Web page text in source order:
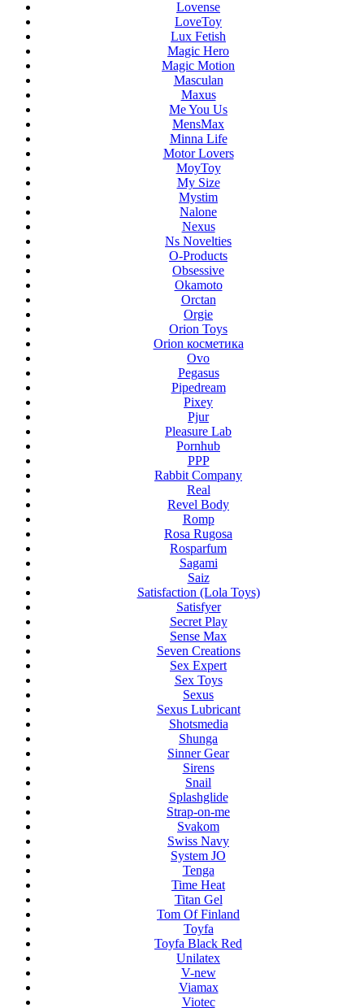
Lovense
LoveToy
Lux Fetish
Magic Hero
Magic Motion
Masculan
Maxus
Me You Us
MensMax
Minna Life
Motor Lovers
MoyToy
My Size
Mystim
Nalone
Nexus
Ns Novelties
O-Products
Obsessive
Okamoto
Orctan
Orgie
Orion Toys
Orion косметика
Ovo
Pegasus
Pipedream
Pixey
Pjur
Pleasure Lab
Pornhub
PPP
Rabbit Company
Real
Revel Body
Romp
Rosa Rugosa
Rosparfum
Sagami
Saiz
Satisfaction (Lola Toys)
Satisfyer
Secret Play
Sense Max
Seven Creations
Sex Expert
Sex Toys
Sexus
Sexus Lubricant
Shotsmedia
Shunga
Sinner Gear
Sirens
Snail
Splashglide
Strap-on-me
Svakom
Swiss Navy
System JO
Tenga
Time Heat
Titan Gel
Tom Of Finland
Toyfa
Toyfa Black Red
Unilatex
V-new
Viamax
Viotec